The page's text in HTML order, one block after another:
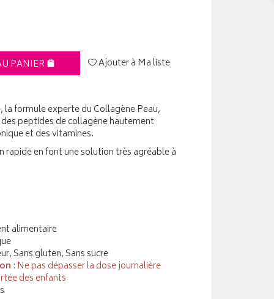
PANIER Ajouter à Ma liste
formule experte du Collagène Peau,
peptides de collagène hautement
et des vitamines.
en font une solution très agréable à
alimentaire
Sans gluten, Sans sucre
: Ne pas dépasser la dose journalière
des enfants